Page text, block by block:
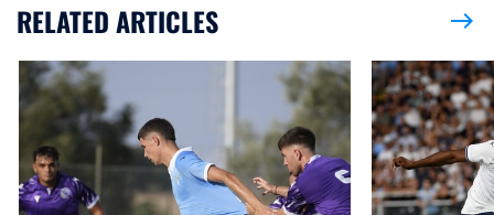
RELATED ARTICLES east